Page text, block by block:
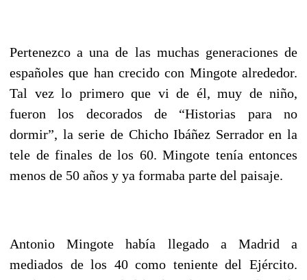
Pertenezco a una de las muchas generaciones de
españoles que han crecido con Mingote alrededor.
Tal vez lo primero que vi de él, muy de niño,
fueron los decorados de “Historias para no
dormir”, la serie de Chicho Ibáñez Serrador en la
tele de finales de los 60. Mingote tenía entonces
menos de 50 años y ya formaba parte del paisaje.
Antonio Mingote había llegado a Madrid a
mediados de los 40 como teniente del Ejército.